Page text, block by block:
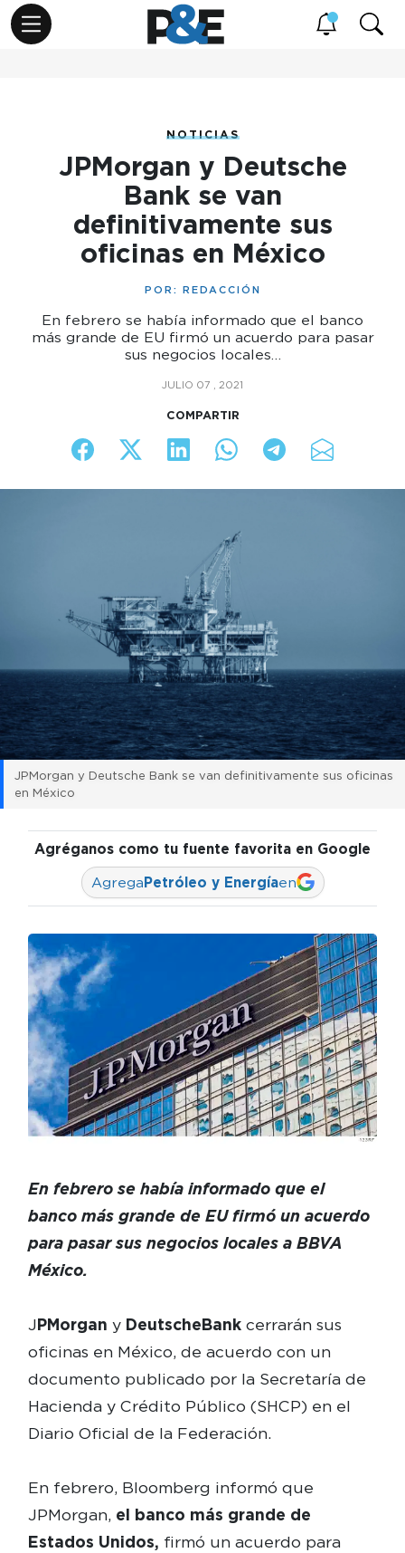
NOTICIAS
JPMorgan y Deutsche
Bank se van
definitivamente sus
oficinas en México
POR: REDACCIÓN
En febrero se había informado que el banco
más grande de EU firmó un acuerdo para pasar
sus negocios locales…
JULIO 07 , 2021
COMPARTIR
JPMorgan y Deutsche Bank se van definitivamente sus oficinas
en México
Agréganos como tu fuente favorita en Google
AgregaPetróleo y Energíaen
En febrero se había informado que el
banco más grande de EU firmó un acuerdo
para pasar sus negocios locales a BBVA
México.
JPMorgan yDeutsche Bankcerrarán sus
oficinas en México, de acuerdo con un
documento publicado por la Secretaría de
Hacienda y Crédito Público (SHCP) en el
Diario Oficial de la Federación.
En febrero, Bloomberg informó que
JPMorgan, el banco más grande de
Estados Unidos, firmó un acuerdo para